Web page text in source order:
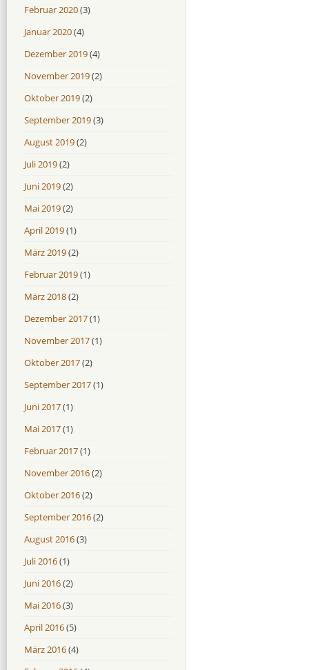
Februar 2020(3)
Januar 2020(4)
Dezember 2019(4)
November 2019(2)
Oktober 2019(2)
September 2019(3)
August 2019(2)
Juli 2019(2)
Juni 2019(2)
Mai 2019(2)
April 2019(1)
März 2019(2)
Februar 2019(1)
März 2018(2)
Dezember 2017(1)
November 2017(1)
Oktober 2017(2)
September 2017(1)
Juni 2017(1)
Mai 2017(1)
Februar 2017(1)
November 2016(2)
Oktober 2016(2)
September 2016(2)
August 2016(3)
Juli 2016(1)
Juni 2016(2)
Mai 2016(3)
April 2016(5)
März 2016(4)